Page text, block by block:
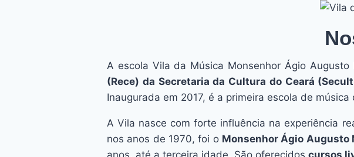
A escola Vila da Música Monsenhor Ágio
(Rece) da Secretaria da Cultura do Ceará
Inaugurada em 2017, é a primeira escola de
A Vila nasce com forte influência na experiência
nos anos de 1970, foi o Monsenhor Ágio Augusto